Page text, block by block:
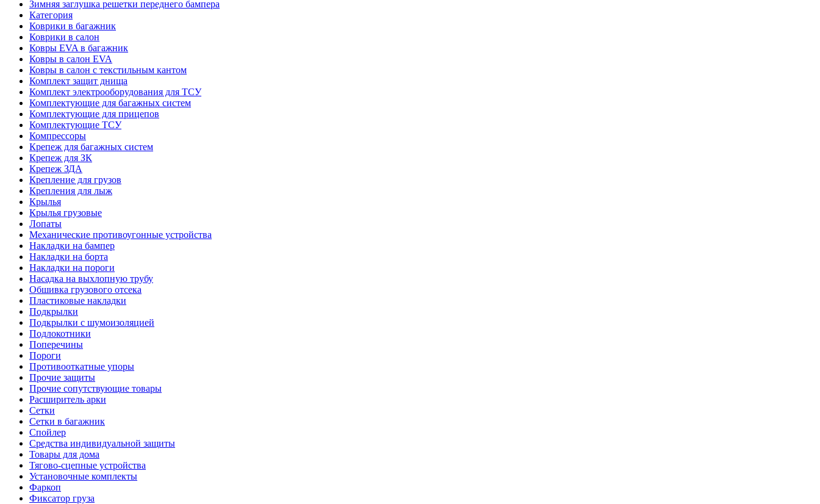
Зимняя заглушка решетки переднего бампера
Категория
Коврики в багажник
Коврики в салон
Ковры EVA в багажник
Ковры в салон EVA
Ковры в салон с текстильным кантом
Комплект защит днища
Комплект электрооборудования для ТСУ
Комплектующие для багажных систем
Комплектующие для прицепов
Комплектующие ТСУ
Компрессоры
Крепеж для багажных систем
Крепеж для ЗК
Крепеж ЗДА
Крепление для грузов
Крепления для лыж
Крылья
Крылья грузовые
Лопаты
Механические противоугонные устройства
Накладки на бампер
Накладки на борта
Накладки на пороги
Насадка на выхлопную трубу
Обшивка грузового отсека
Пластиковые накладки
Подкрылки
Подкрылки с шумоизоляцией
Подлокотники
Поперечины
Пороги
Противооткатные упоры
Прочие защиты
Прочие сопутствующие товары
Расширитель арки
Сетки
Сетки в багажник
Спойлер
Средства индивидуальной защиты
Товары для дома
Тягово-сцепные устройства
Установочные комплекты
Фаркоп
Фиксатор груза